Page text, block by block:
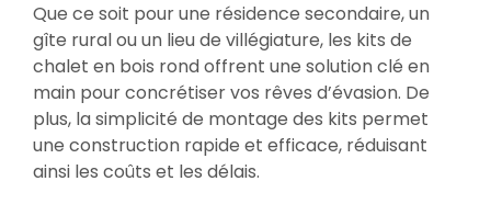
Que ce soit pour une résidence secondaire, un
gîte rural ou un lieu de villégiature, les kits de
chalet en bois rond offrent une solution clé en
main pour concrétiser vos rêves d’évasion. De
plus, la simplicité de montage des kits permet
une construction rapide et efficace, réduisant
ainsi les coûts et les délais.